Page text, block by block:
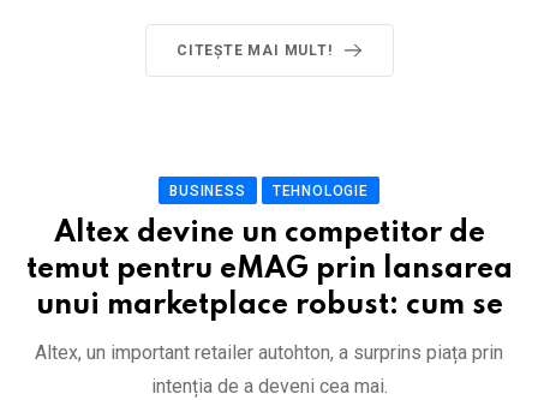
CITEȘTE MAI MULT!
BUSINESS TEHNOLOGIE
Altex devine un competitor de
temut pentru eMAG prin lansarea
unui marketplace robust: cum se
Altex, un important retailer autohton, a surprins piața prin
intenția de a deveni cea mai.